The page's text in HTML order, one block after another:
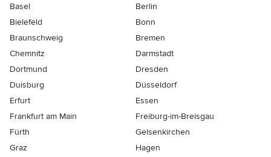
Basel
Berlin
Bielefeld
Bonn
Braunschweig
Bremen
Chemnitz
Darmstadt
Dortmund
Dresden
Duisburg
Düsseldorf
Erfurt
Essen
Frankfurt am Main
Freiburg-im-Breisgau
Fürth
Gelsenkirchen
Graz
Hagen